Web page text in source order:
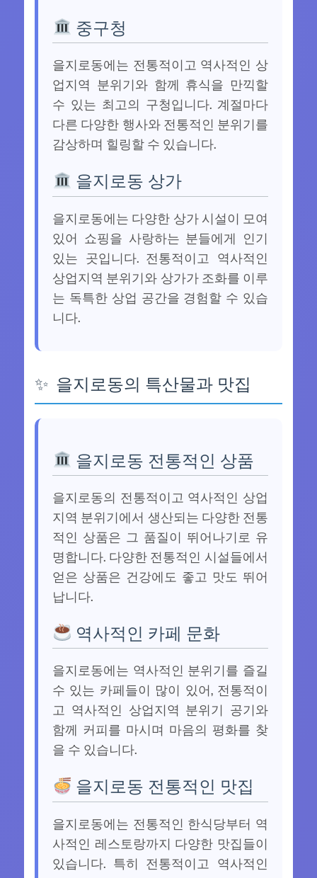
중구청
을지로동에는 전통적이고 역사적인 상
업지역 분위기와 함께 휴식을 만끽할
수 있는 최고의 구청입니다. 계절마다
다른 다양한 행사와 전통적인 분위기를
감상하며 힐링할 수 있습니다.
을지로동 상가
을지로동에는 다양한 상가 시설이 모여
있어 쇼핑을 사랑하는 분들에게 인기
있는 곳입니다. 전통적이고 역사적인
상업지역 분위기와 상가가 조화를 이루
는 독특한 상업 공간을 경험할 수 있습
니다.
을지로동의 특산물과 맛집
을지로동 전통적인 상품
을지로동의 전통적이고 역사적인 상업
지역 분위기에서 생산되는 다양한 전통
적인 상품은 그 품질이 뛰어나기로 유
명합니다. 다양한 전통적인 시설들에서
얻은 상품은 건강에도 좋고 맛도 뛰어
납니다.
역사적인 카페 문화
을지로동에는 역사적인 분위기를 즐길
수 있는 카페들이 많이 있어, 전통적이
고 역사적인 상업지역 분위기 공기와
함께 커피를 마시며 마음의 평화를 찾
을 수 있습니다.
을지로동 전통적인 맛집
을지로동에는 전통적인 한식당부터 역
사적인 레스토랑까지 다양한 맛집들이
있습니다. 특히 전통적이고 역사적인